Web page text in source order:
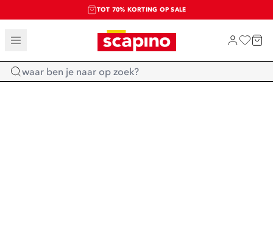
TOT 70% KORTING OP SALE
SALE: LAATSTE KANS!
SHOP NIEUW
Home